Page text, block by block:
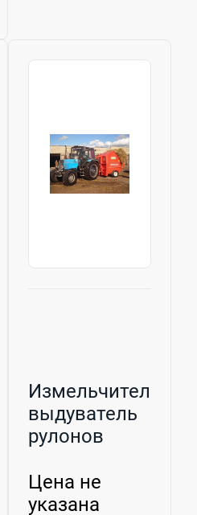
Измельчитель-
выдуватель
рулонов
Цена не
указана